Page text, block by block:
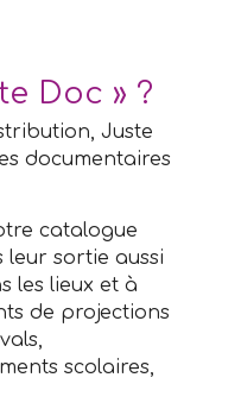
Doc » ?
Juste
documentaires
catalogue
sortie aussi
les lieux et à
de projections
scolaires,